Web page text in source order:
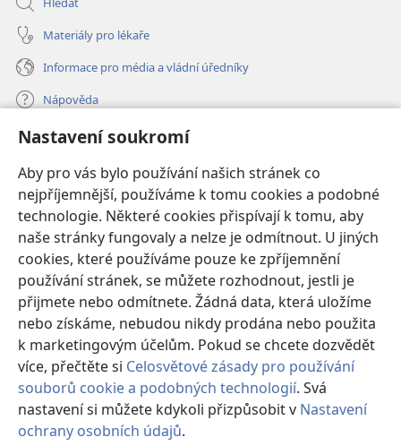
Nastavení soukromí
Aby pro vás bylo používání našich stránek co
nejpříjemnější, používáme k tomu cookies a podobné
technologie. Některé cookies přispívají k tomu, aby
naše stránky fungovaly a nelze je odmítnout. U jiných
cookies, které používáme pouze ke zpříjemnění
používání stránek, se můžete rozhodnout, jestli je
přijmete nebo odmítnete. Žádná data, která uložíme
nebo získáme, nebudou nikdy prodána nebo použita
k marketingovým účelům. Pokud se chcete dozvědět
více, přečtěte si Celosvětové zásady pro používání
souborů cookie a podobných technologií. Svá
nastavení si můžete kdykoli přizpůsobit v Nastavení
ochrany osobních údajů.
Materiály pro lékaře
Informace pro média a vládní úředníky
Nápověda
Dary
nové
okno) ONLINE KNIHOVNA Strážné věže
(otevřeno
nové
okno)JW Hub®
(otevřeno
nové
okno)JW Library
Watchtower Library
Copyright© 2026 Watch Tower Bible and Tract Society of Pennsylvania.
PODMÍNKY POUŽITÍ| OCHRANA SOUKROMÍ
SOUKROMÍ